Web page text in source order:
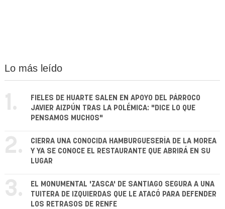
Lo más leído
1.
FIELES DE HUARTE SALEN EN APOYO DEL PÁRROCO
JAVIER AIZPÚN TRAS LA POLÉMICA: "DICE LO QUE
PENSAMOS MUCHOS"
2.
CIERRA UNA CONOCIDA HAMBURGUESERÍA DE LA MOREA
Y YA SE CONOCE EL RESTAURANTE QUE ABRIRÁ EN SU
LUGAR
3.
EL MONUMENTAL 'ZASCA' DE SANTIAGO SEGURA A UNA
TUITERA DE IZQUIERDAS QUE LE ATACÓ PARA DEFENDER
LOS RETRASOS DE RENFE